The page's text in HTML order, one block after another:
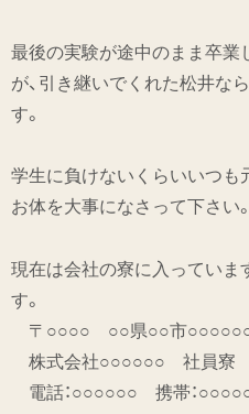
最後の実験が途中のまま卒業
が、引き継いでくれた松井な
す。
学生に負けないくらいいつも
お体を大事になさって下さい。
現在は会社の寮に入っていま
す。
〒○○○○ ○○県○○市
株式会社○○○○○○ 社員寮
電話：○○○○○○ 携帯：